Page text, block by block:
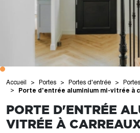
Accueil Portes Portes d'entrée
Porte d'entrée aluminium mi-vitrée à
PORTE D'ENTRÉE
VITRÉE À